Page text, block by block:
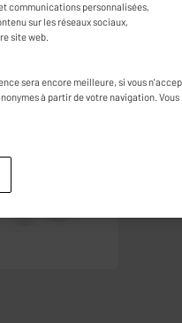
communications personnalisées,
sur les réseaux sociaux,
site web.
sera encore meilleure, si vous
à partir de votre navigation.